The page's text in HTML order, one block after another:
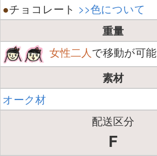
●チョコレート >>色について
重量
女性二人で移動が可能
素材
オーク材
配送区分
F